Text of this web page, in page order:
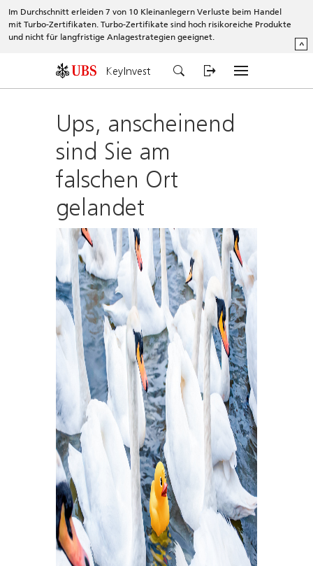
Im Durchschnitt erleiden 7 von 10 Kleinanlegern Verluste beim Handel
mit Turbo-Zertifikaten. Turbo-Zertifikate sind hoch risikoreiche Produkte
und nicht für langfristige Anlagestrategien geeignet.
^
KeyInvest
Ups, anscheinend
sind Sie am
falschen Ort
gelandet